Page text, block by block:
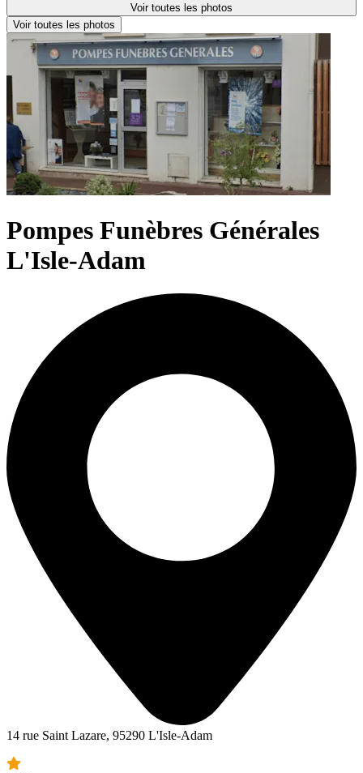
Voir toutes les photos
Voir toutes les photos
Pompes Funèbres Générales
L'Isle-Adam
14 rue Saint Lazare, 95290 L'Isle-Adam